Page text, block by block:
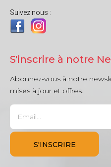
Suivez nous :
S'inscrire à notre
Abonnez-vous à notre
mises à jour et offres.